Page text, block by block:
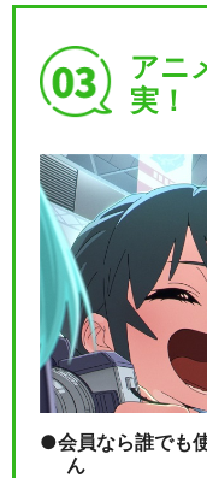
アニ
実！
会員なら誰でも
ん